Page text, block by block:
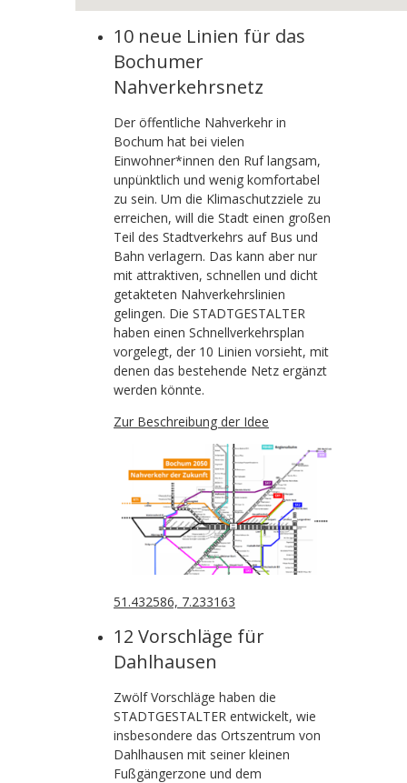
10 neue Linien für das
Bochumer
Nahverkehrsnetz
Der öffentliche Nahverkehr in
Bochum hat bei vielen
Einwohner*innen den Ruf langsam,
unpünktlich und wenig komfortabel
zu sein. Um die Klimaschutzziele zu
erreichen, will die Stadt einen großen
Teil des Stadtverkehrs auf Bus und
Bahn verlagern. Das kann aber nur
mit attraktiven, schnellen und dicht
getakteten Nahverkehrslinien
gelingen. Die STADTGESTALTER
haben einen Schnellverkehrsplan
vorgelegt, der 10 Linien vorsieht, mit
denen das bestehende Netz ergänzt
werden könnte.
Zur Beschreibung der Idee
51.432586, 7.233163
12 Vorschläge für
Dahlhausen
Zwölf Vorschläge haben die
STADTGESTALTER entwickelt, wie
insbesondere das Ortszentrum von
Dahlhausen mit seiner kleinen
Fußgängerzone und dem